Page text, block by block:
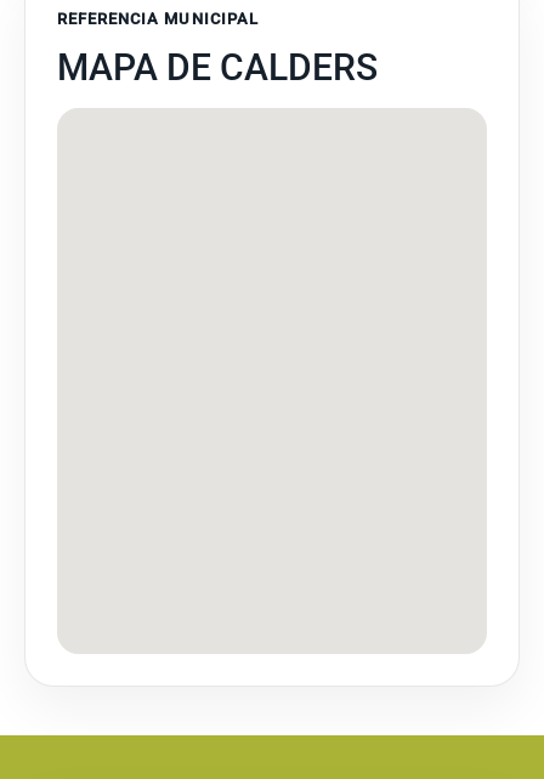
REFERENCIA MUNICIPAL
MAPA DE CALDERS